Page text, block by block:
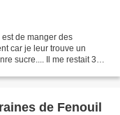
de manger des
car je leur trouve un
sucre.... Il me restait 3
de Fenouil